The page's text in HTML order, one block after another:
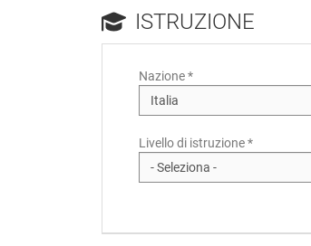
ISTRUZIONE
Nazione *
Livello di istruzione *